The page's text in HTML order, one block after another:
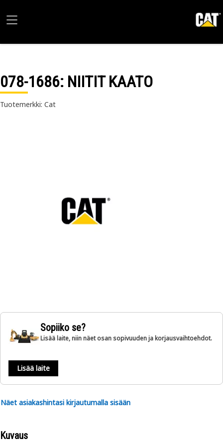
078-1686: NIITIT KAATO
Tuotemerkki: Cat
Sopiiko se?
Lisää laite, niin näet osan sopivuuden ja korjausvaihtoehdot.
Lisää laite
Näet asiakashintasi kirjautumalla sisään
Kuvaus